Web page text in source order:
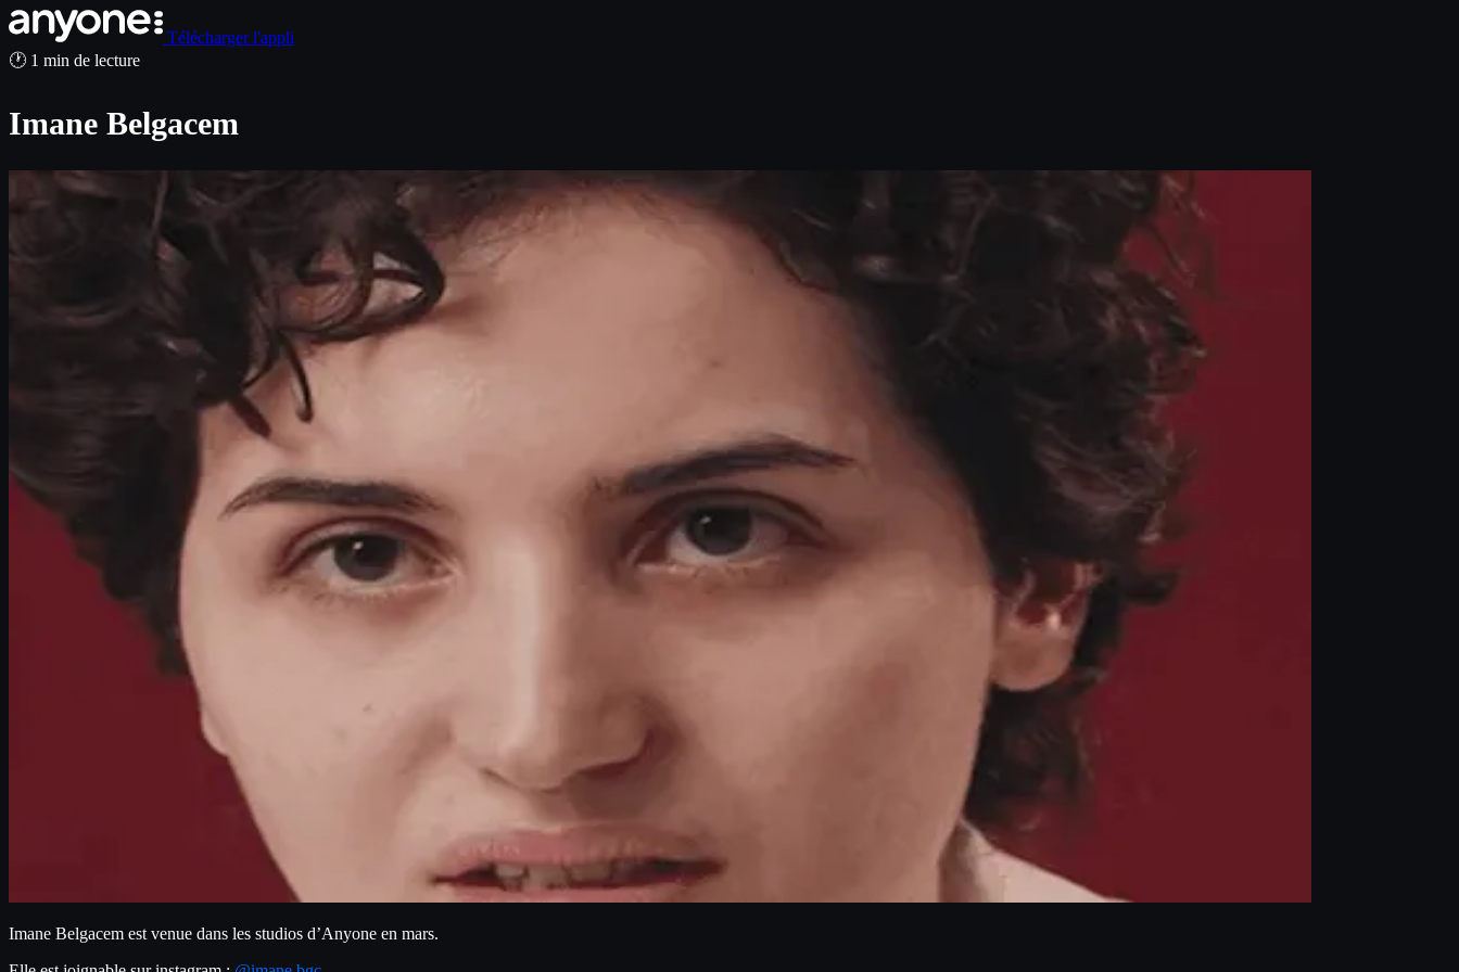
Télécharger l'appli
🕐 1 min de lecture
Imane Belgacem
Imane Belgacem est venue dans les studios d’Anyone en mars.